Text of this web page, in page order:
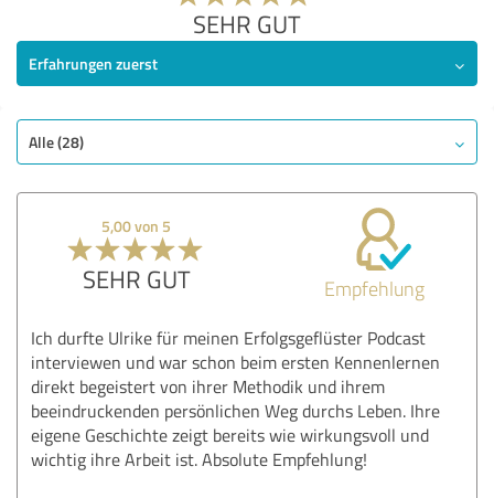
SEHR GUT
Erfahrungen zuerst
Alle (28)
5,00 von 5
SEHR GUT Empfehlung
Ich durfte Ulrike für meinen Erfolgsgeflüster Podcast
interviewen und war schon beim ersten Kennenlernen
direkt begeistert von ihrer Methodik und ihrem
beeindruckenden persönlichen Weg durchs Leben. Ihre
eigene Geschichte zeigt bereits wie wirkungsvoll und
wichtig ihre Arbeit ist. Absolute Empfehlung!